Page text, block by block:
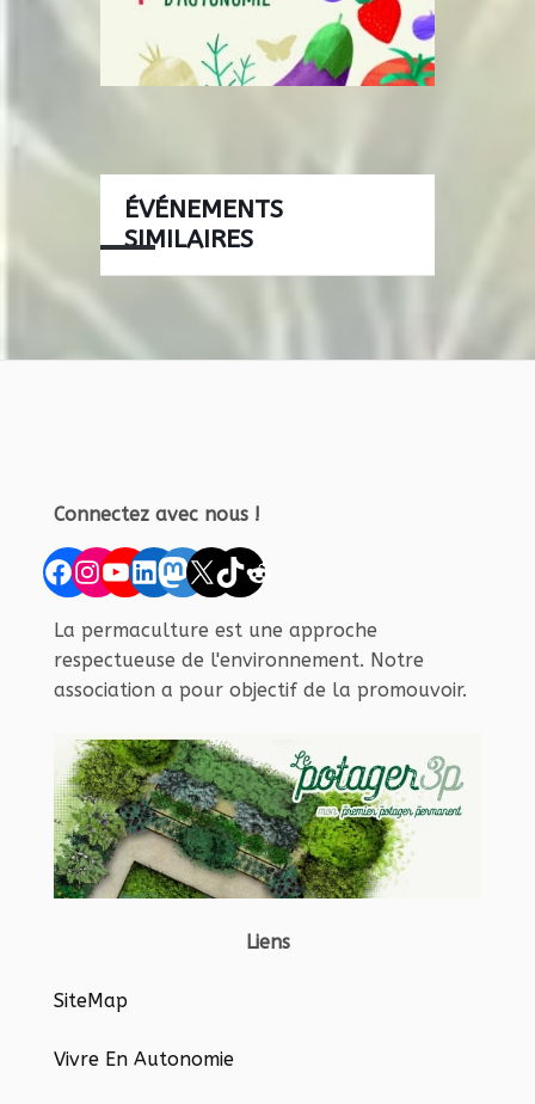
ÉVÉNEMENTS
SIMILAIRES
Connectez avec nous !
Facebook
Instagram
YouTube
LinkedIn
Mastodon
X TikTok
Reddit
La permaculture est une approche
respectueuse de l'environnement. Notre
association a pour objectif de la promouvoir.
Liens
SiteMap
Vivre En Autonomie